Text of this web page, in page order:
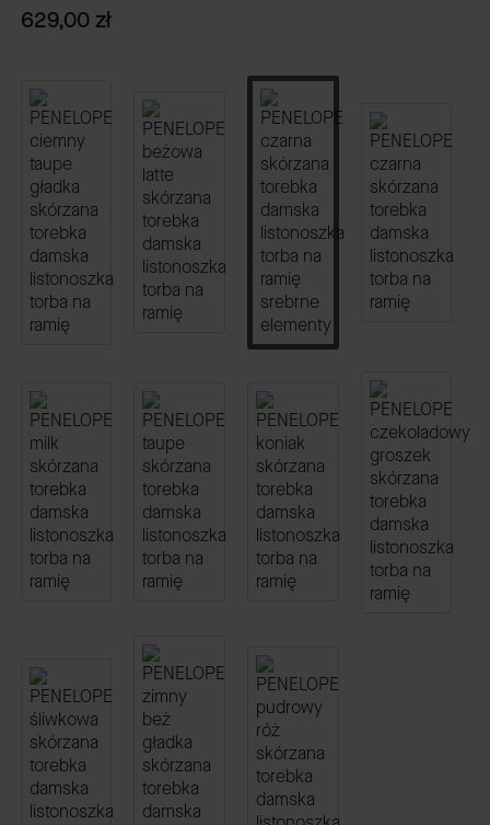
Cena
629,00 zł